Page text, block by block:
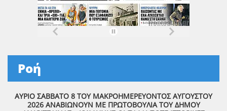
Ροή
ΑΥΡΙΟ ΣΑΒΒΑΤΟ 8 ΤΟΥ ΜΑΚΡΟΗΜΕΡΕΥΟΝΤΟΣ ΑΥΓΟΥΣΤΟΥ
2026 ΑΝΑΒΙΩΝΟΥΝ ΜΕ ΠΡΩΤΟΒΟΥΛΙΑ ΤΟΥ ΔΗΜΟΥ